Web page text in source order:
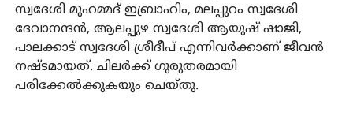
സ്വദേശി മുഹമ്മദ് ഇബ്രാഹിം, മലപ്പുറം സ്വദേശി
ദേവാനന്ദൻ, ആലപ്പുഴ സ്വദേശി ആയുഷ് ഷാജി,
പാലക്കാട് സ്വദേശി ശ്രീദീപ് എന്നിവർക്കാണ് ജീവൻ
നഷ്ടമായത്. ചിലർക്ക് ഗുരുതരമായി
പരിക്കേൽക്കുകയും ചെയ്തു.